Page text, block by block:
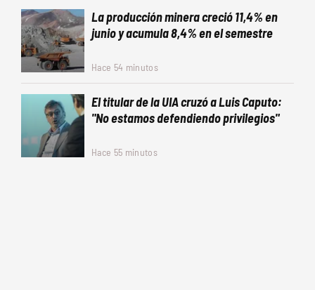
La producción minera creció 11,4% en
junio y acumula 8,4% en el semestre
Hace 54 minutos
El titular de la UIA cruzó a Luis Caputo:
"No estamos defendiendo privilegios"
Hace 55 minutos